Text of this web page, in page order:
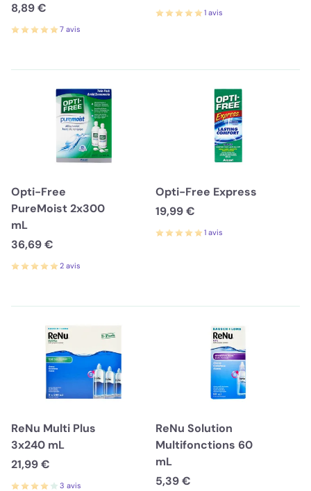
8,89 €
7 avis
1 avis
Opti-Free
PureMoist 2x300
mL
36,69 €
2 avis
Opti-Free Express
19,99 €
1 avis
ReNu Multi Plus
3x240 mL
21,99 €
3 avis
ReNu Solution
Multifonctions 60
mL
5,39 €